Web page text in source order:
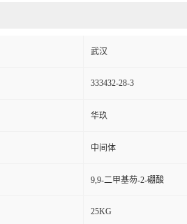
武汉
333432-28-3
华玖
中间体
9,9-二甲基芴-2-硼酸
25KG